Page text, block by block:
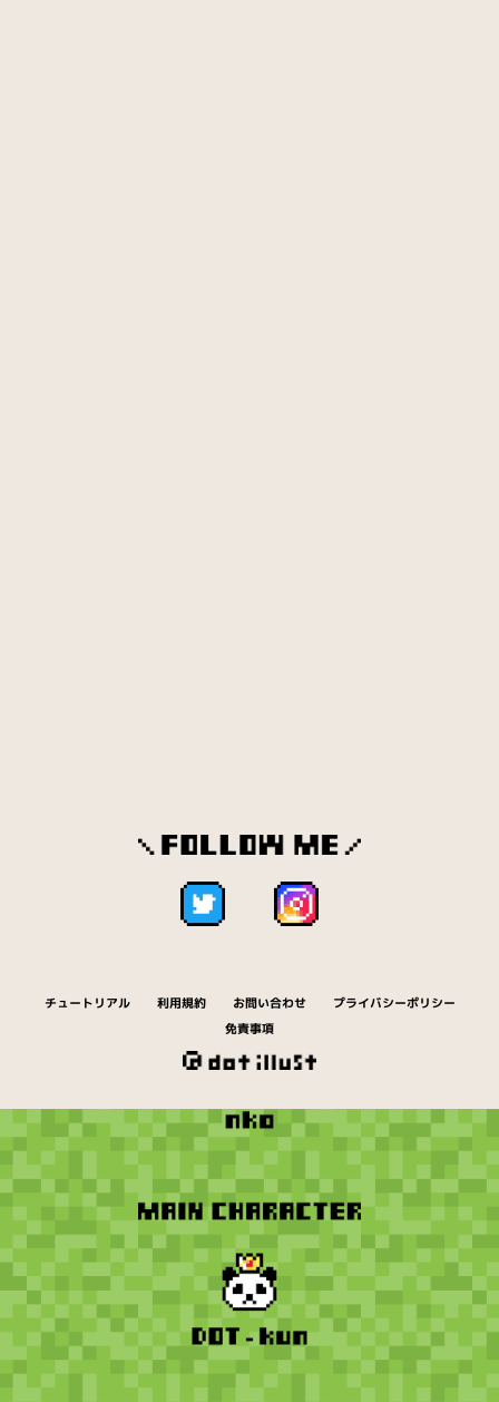
チュートリアル 利用規約 お問い合わせ
プライバシーポリシー
免責事項